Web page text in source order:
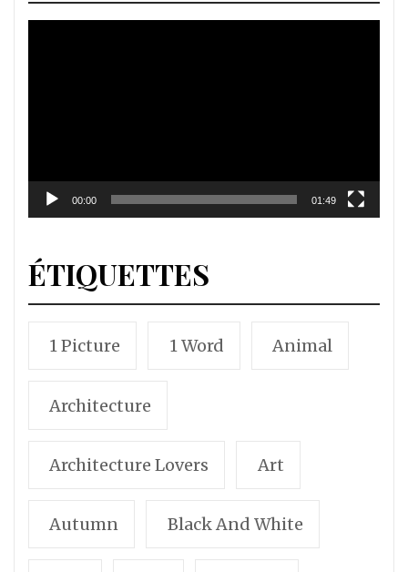
00:00 01:49
ÉTIQUETTES
1 Picture 1 Word Animal
Architecture
Architecture Lovers Art
Autumn Black And White